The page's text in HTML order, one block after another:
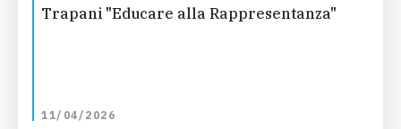
Trapani "Educare alla Rappresentanza"
11/04/2026